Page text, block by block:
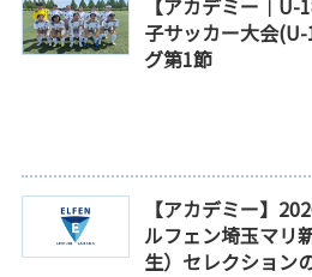
【アカデミー｜
子サッカー大会
グ第1節
【アカデミー】
ルフェン埼玉マリ
生）セレクション